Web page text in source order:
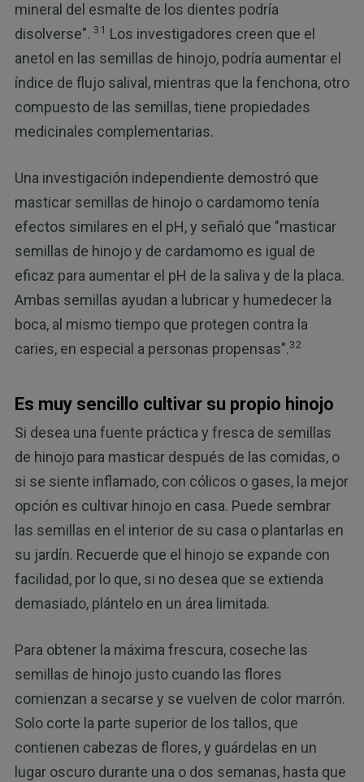
mineral del esmalte de los dientes podría
disolverse". 31 Los investigadores creen que el
anetol en las semillas de hinojo, podría aumentar el
índice de flujo salival, mientras que la fenchona, otro
compuesto de las semillas, tiene propiedades
medicinales complementarias.
Una investigación independiente demostró que
masticar semillas de hinojo o cardamomo tenía
efectos similares en el pH, y señaló que "masticar
semillas de hinojo y de cardamomo es igual de
eficaz para aumentar el pH de la saliva y de la placa.
Ambas semillas ayudan a lubricar y humedecer la
boca, al mismo tiempo que protegen contra la
caries, en especial a personas propensas".32
Es muy sencillo cultivar su propio hinojo
Si desea una fuente práctica y fresca de semillas
de hinojo para masticar después de las comidas, o
si se siente inflamado, con cólicos o gases, la mejor
opción es cultivar hinojo en casa. Puede sembrar
las semillas en el interior de su casa o plantarlas en
su jardín. Recuerde que el hinojo se expande con
facilidad, por lo que, si no desea que se extienda
demasiado, plántelo en un área limitada.
Para obtener la máxima frescura, coseche las
semillas de hinojo justo cuando las flores
comienzan a secarse y se vuelven de color marrón.
Solo corte la parte superior de los tallos, que
contienen cabezas de flores, y guárdelas en un
lugar oscuro durante una o dos semanas, hasta que